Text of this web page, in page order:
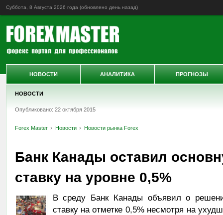
Суббота, 8 Августа 2026 года (обновлено день назад)
НОВОСТИ
Опубликовано: 22 октября 2015
Forex Master Новости Новости рынка Forex
Банк Канады оставил
ставку на уровне 0,5%
В среду Банк Канады объявил о
ставку на отметке 0,5% несмотря на
НОВОСТИ АНАЛИТИКА ПРОГНОЗЫ